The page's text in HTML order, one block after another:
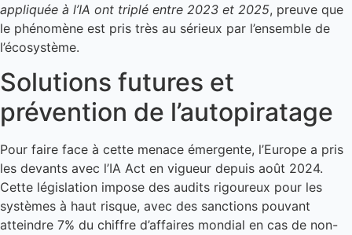
appliquée à l’IA ont triplé entre 2023 et 2025, preuve que
le phénomène est pris très au sérieux par l’ensemble de
l’écosystème.
Solutions futures et
prévention de l’autopiratage
Pour faire face à cette menace émergente, l’Europe a pris
les devants avec l’IA Act en vigueur depuis août 2024.
Cette législation impose des audits rigoureux pour les
systèmes à haut risque, avec des sanctions pouvant
atteindre 7% du chiffre d’affaires mondial en cas de non-